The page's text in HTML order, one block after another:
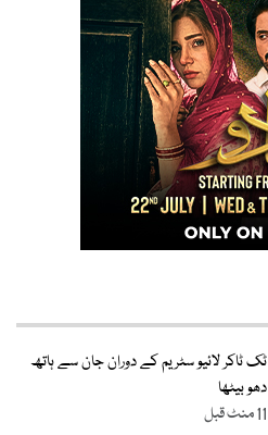
ٹک ٹاکر لائیو سٹریم کے دوران جان سے ہاتھ
دھو بیٹھا
11 منٹ قبل